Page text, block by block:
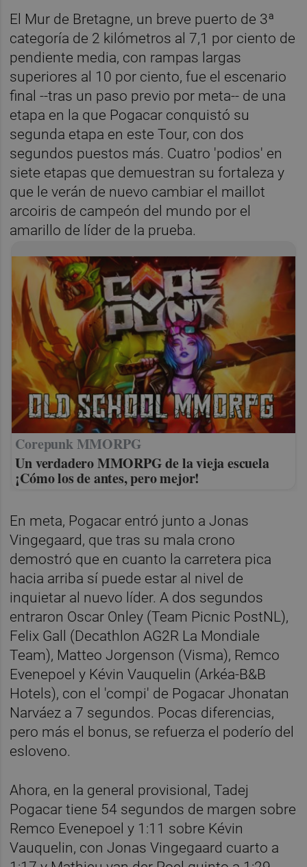
El Mur de Bretagne, un breve puerto de 3ª
categoría de 2 kilómetros al 7,1 por ciento de
pendiente media, con rampas largas
superiores al 10 por ciento, fue el escenario
final --tras un paso previo por meta-- de una
etapa en la que Pogacar conquistó su
segunda etapa en este Tour, con dos
segundos puestos más. Cuatro 'podios' en
siete etapas que demuestran su fortaleza y
que le verán de nuevo cambiar el maillot
arcoiris de campeón del mundo por el
amarillo de líder de la prueba.
Corepunk MMORPG
Un verdadero MMORPG de la vieja escuela
¡Cómo los de antes, pero mejor!
En meta, Pogacar entró junto a Jonas
Vingegaard, que tras su mala crono
demostró que en cuanto la carretera pica
hacia arriba sí puede estar al nivel de
inquietar al nuevo líder. A dos segundos
entraron Oscar Onley (Team Picnic PostNL),
Felix Gall (Decathlon AG2R La Mondiale
Team), Matteo Jorgenson (Visma), Remco
Evenepoel y Kévin Vauquelin (Arkéa-B&B
Hotels), con el 'compi' de Pogacar Jhonatan
Narváez a 7 segundos. Pocas diferencias,
pero más el bonus, se refuerza el poderío del
esloveno.
Ahora, en la general provisional, Tadej
Pogacar tiene 54 segundos de margen sobre
Remco Evenepoel y 1:11 sobre Kévin
Vauquelin, con Jonas Vingegaard cuarto a